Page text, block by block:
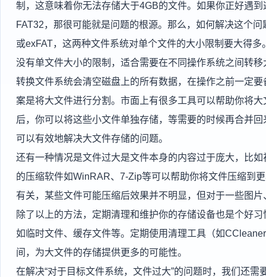
制，这意味着你无法存储大于4GB的文件。如果你正好遇
FAT32，那很可能就是问题的根源。那么，如何解决这个
或exFAT，这两种文件系统对单个文件的大小限制要大得
没有单文件大小的限制，适合需要在不同操作系统之间转
转换文件系统会清空磁盘上的所有数据，在操作之前一定
案是将大文件进行分割。市面上有很多工具可以帮助你将
后，你可以将这些小文件单独存储，等需要的时候再合并
可以有效地解决大文件存储的问题。
还有一种情况是文件过大是文件本身的内容过于庞大，比
的压缩软件如WinRAR、7-Zip等可以帮助你将文件压缩到
有关，某些文件可能压缩后效果并不明显，但对于一些图
除了以上的方法，定期清理和维护你的存储设备也是个好
如临时文件、缓存文件等。定期使用清理工具（如
间，为大文件的存储提供更多的可能性。
在解决“对于目标文件系统，文件过大”的问题时，我们还